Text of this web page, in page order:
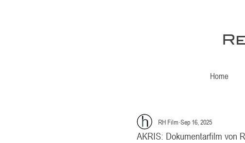
Home
AKRIS: Dokumentarfilm von
RH Film Sep 16, 2025